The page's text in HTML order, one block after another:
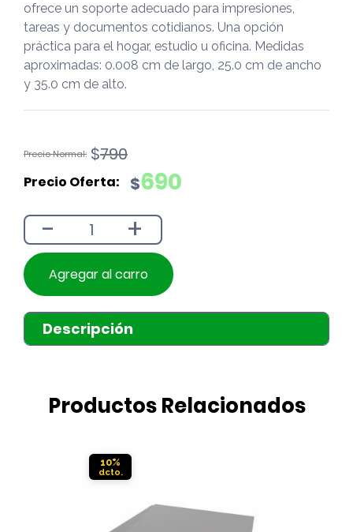
ofrece un soporte adecuado para impresiones,
tareas y documentos cotidianos. Una opción
práctica para el hogar, estudio u oficina. Medidas
aproximadas: 0.008 cm de largo, 25.0 cm de ancho
y 35.0 cm de alto.
$790
El
original
$790.
$690
El
actual
$690.
- +
Agregar al carro
Descripción
Productos Relacionados
10%